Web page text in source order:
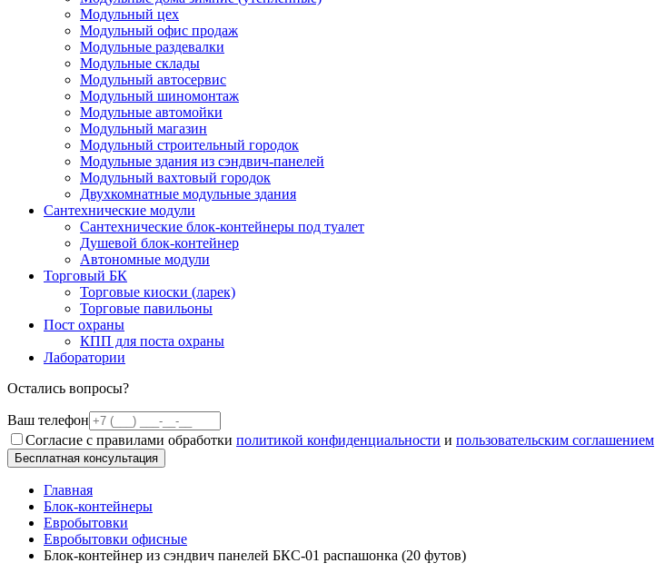
Модульный цех
Модульный офис продаж
Модульные раздевалки
Модульные склады
Модульный автосервис
Модульный шиномонтаж
Модульные автомойки
Модульный магазин
Модульный строительный городок
Модульные здания из сэндвич-панелей
Модульный вахтовый городок
Двухкомнатные модульные здания
Сантехнические модули
Сантехнические блок-контейнеры под туалет
Душевой блок-контейнер
Автономные модули
Торговый БК
Торговые киоски (ларек)
Торговые павильоны
Пост охраны
КПП для поста охраны
Лаборатории
Остались вопросы?
Ваш телефон
Согласие с правилами обработки политикой конфиденциальности и пользовательским соглашением
Бесплатная консультация
Главная
Блок-контейнеры
Евробытовки
Евробытовки офисные
Блок-контейнер из сэндвич панелей БКС-01 распашонка (20 футов)